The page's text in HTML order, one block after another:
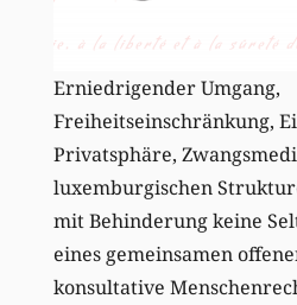
Erniedrigender Umgang,
Freiheitseinschränkung,
Privatsphäre,
luxemburgischen
mit Behinderung keine
eines gemeinsamen
konsultative